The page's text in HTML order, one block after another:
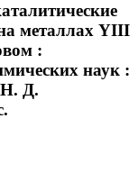
металлах YIII
:
наук :
Н. Д.